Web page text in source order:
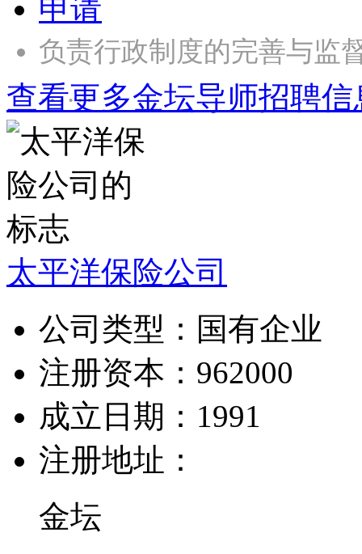
申请
负责行政制度的完善与监
……
查看更多金坛导师招聘信
太平洋保险公司
公司类型： 国有企业
注册资本： 962000
成立日期： 1991
注册地址：
金坛